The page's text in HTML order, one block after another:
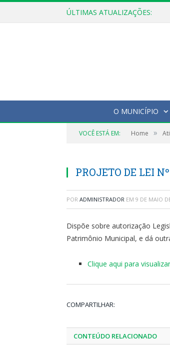
ÚLTIMAS ATUALIZAÇÕES:
O MUNICÍPIO
VOCÊ ESTÁ EM: Home »
PROJETO DE LEI
POR ADMINISTRADOR EM 9 DE MAIO
Dispõe sobre autorização
Patrimônio Municipal, e dá
Clique aqui para visualizar
COMPARTILHAR:
CONTEÚDO RELACIONADO